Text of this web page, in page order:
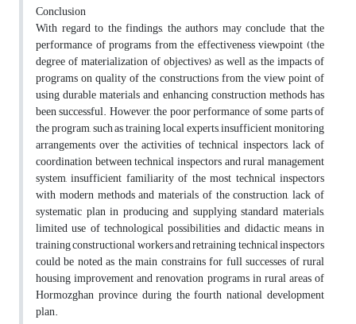
Conclusion
With regard to the findings, the authors may conclude that the
performance of programs from the effectiveness viewpoint (the
degree of materialization of objectives) as well as the impacts of
programs on quality of the constructions from the view point of
using durable materials and enhancing construction methods has
been successful. However, the poor performance of some parts of
the program, such as training local experts, insufficient monitoring
arrangements over the activities of technical inspectors, lack of
coordination between technical inspectors and rural management
system, insufficient familiarity of the most technical inspectors
with modern methods and materials of the construction, lack of
systematic plan in producing and supplying standard materials,
limited use of technological possibilities and didactic means in
training constructional workers and retraining technical inspectors
could be noted as the main constrains for full successes of rural
housing improvement and renovation programs in rural areas of
Hormozghan province during the fourth national development
plan.